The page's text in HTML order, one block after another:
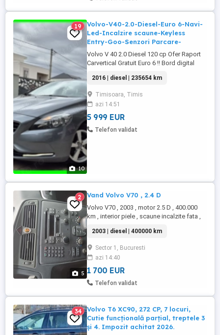
10
19
Volvo-V40-2.0-Diesel-Euro 6-Navi-
Led-Incalzire scaune-Keyless
Entry-Goo-Senzori Parcare-
Volvo V 40 2.0 Diesel 120 cp Ofer Raport
Carvertical Gratuit Euro 6 !! Bord digital
Keyless Goo Entry Parbriz incalzit Cutie
viteze manuala 6+1 Navigatie 3 d tv dvd
sd card City safety ( franeaza singura )
Computer bord Halogene ceata Bluetooth
Aux ...
2016 | diesel | 235654 km
Timisoara, Timis
azi 14:51
5 999 EUR
Telefon validat
5
2 Vand Volvo V70 , 2.4 D
Volvo V70 , 2003 , motor 2.5 D , 400.000
km , interior piele , scaune incalzite fata ,
faruri xenon faza scurta din fabrica , are 1
injector infundata , troncane la gropi , in
rest arata cum se vede in poze . Se vinde
ca atare sau pentru piese .
2003 | diesel | 400000 km
Sector 1, Bucuresti
azi 14:40
1 700 EUR
Telefon validat
34
Volvo T6 XC90, 272 CP, 7 locuri,
Cutie funcțională parțial, treptele 3
și 4. Impozit achitat 2026.